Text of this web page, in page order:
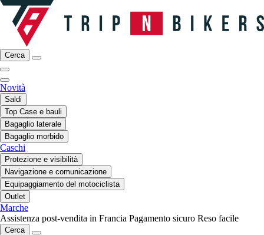
Cerca
Novità
Saldi
Top Case e bauli
Bagaglio laterale
Bagaglio morbido
Caschi
Protezione e visibilità
Navigazione e comunicazione
Equipaggiamento del motociclista
Outlet
Marche
Assistenza post-vendita in Francia Pagamento sicuro Reso facile
Cerca